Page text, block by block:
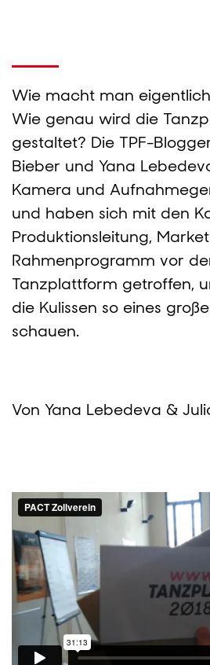
Wie macht man
Wie genau wird die
gestaltet? Die TPF-
Bieber und Yana
Kamera und
und haben sich mit den
Produktionsleitung,
Rahmenprogramm vor
Tanzplattform getroffen,
die Kulissen so eines
schauen.
Von Yana Lebedeva &